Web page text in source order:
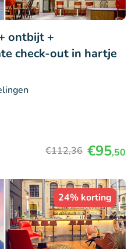
ontbijt +
check-out in hartje
€112,36 €95,50
24% korting